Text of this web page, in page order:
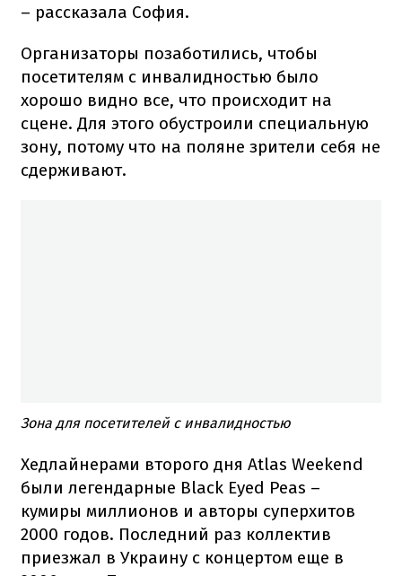
– рассказала София.
Организаторы позаботились, чтобы
посетителям с инвалидностью было
хорошо видно все, что происходит на
сцене. Для этого обустроили специальную
зону, потому что на поляне зрители себя не
сдерживают.
Зона для посетителей с инвалидностью
Хедлайнерами второго дня Atlas Weekend
были легендарные Black Eyed Peas –
кумиры миллионов и авторы суперхитов
2000 годов. Последний раз коллектив
приезжал в Украину с концертом еще в